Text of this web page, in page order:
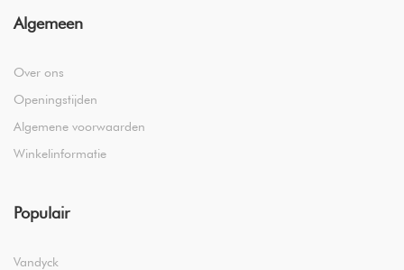
Algemeen
Over ons
Openingstijden
Algemene voorwaarden
Winkelinformatie
Populair
Vandyck